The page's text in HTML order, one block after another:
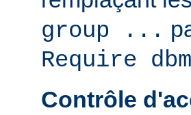
group ...
Require
Contrôle